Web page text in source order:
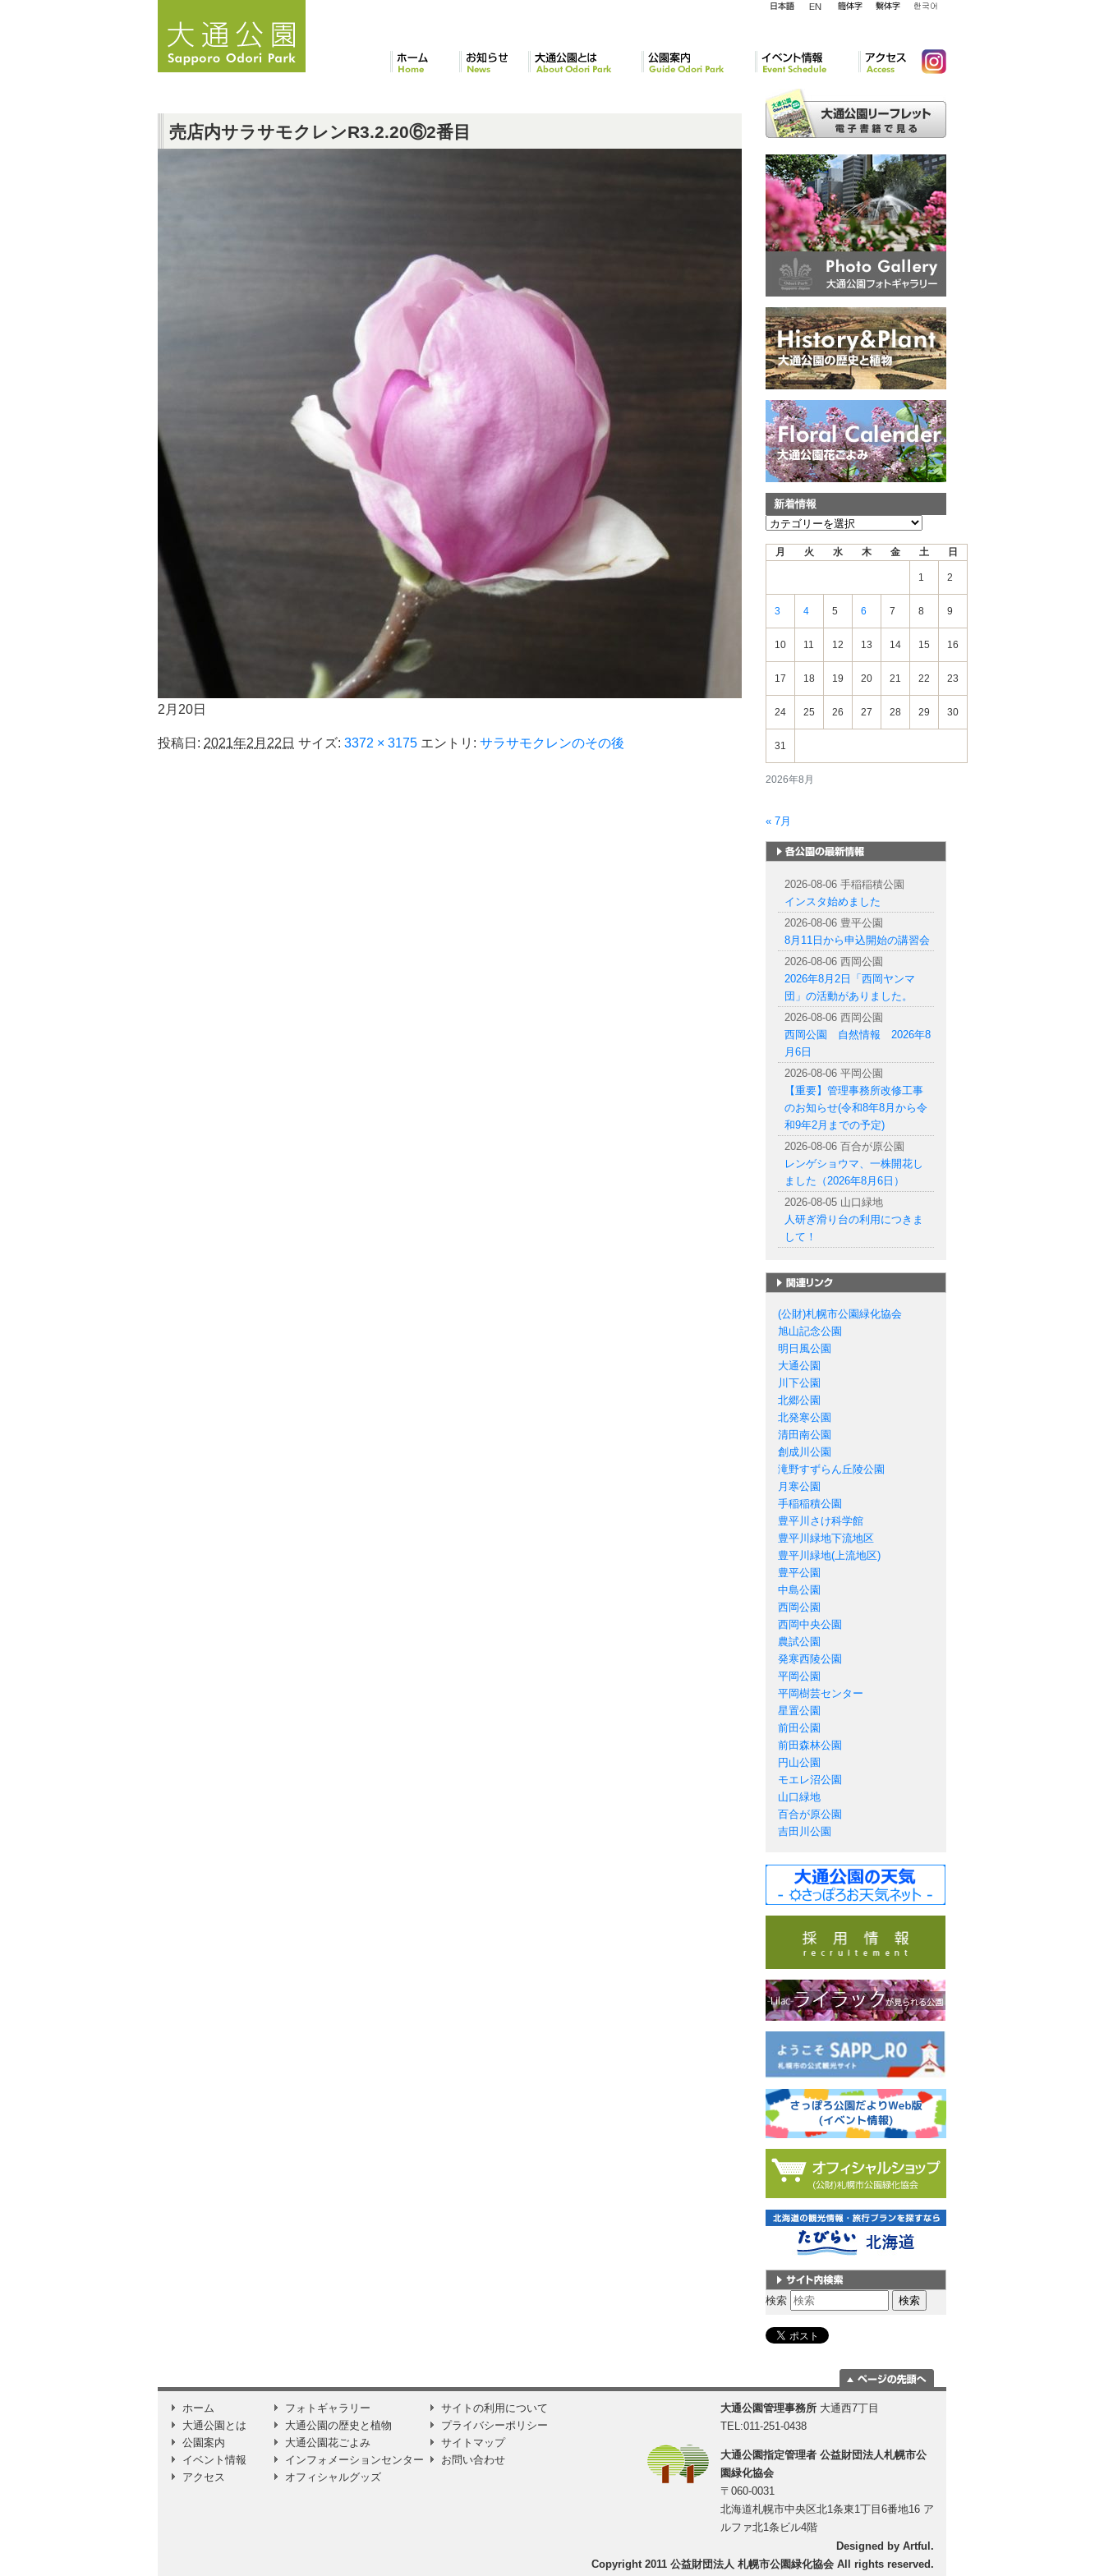
ス
売店内サラサモクレンR3.2.20⑥2番目
2月20日
投稿日: 2021年2月22日 サイズ: 3372 × 3175 エントリ: サラサモクレンのその後
新着情報
新
2026年8月
月 火 水 木 金 土 日
1 2
3 4 5 6 7 8 9
10 11 12 13 14 15 16
17 18 19 20 21 22 23
24 25 26 27 28 29 30
31
« 7月
2026-08-06 手稲稲積公園
インスタ始めました
2026-08-06 豊平公園
8月11日から申込開始の講習会
2026-08-06 西岡公園
2026年8月2日「西岡ヤンマ
団」の活動がありました。
2026-08-06 西岡公園
西岡公園 自然情報 2026年8
月6日
2026-08-06 平岡公園
【重要】管理事務所改修工事
のお知らせ(令和8年8月から令
和9年2月までの予定)
2026-08-06 百合が原公園
レンゲショウマ、一株開花し
ました（2026年8月6日）
2026-08-05 山口緑地
人研ぎ滑り台の利用につきま
して！
(公財)札幌市公園緑化協会
旭山記念公園
明日風公園
大通公園
川下公園
北郷公園
北発寒公園
清田南公園
創成川公園
滝野すずらん丘陵公園
月寒公園
手稲稲積公園
豊平川さけ科学館
豊平川緑地下流地区
豊平川緑地(上流地区)
豊平公園
中島公園
西岡公園
西岡中央公園
農試公園
発寒西陵公園
平岡公園
平岡樹芸センター
星置公園
前田公園
前田森林公園
円山公園
モエレ沼公園
山口緑地
百合が原公園
吉田川公園
サイト内検索
検索
に移動
ホーム
大通公園とは
公園案内
イベント情報
アクセス
フォトギャラリー
大通公園の歴史と植物
大通公園花ごよみ
インフォメーションセンター
オフィシャルグッズ
サイトの利用について
プライバシーポリシー
サイトマップ
お問い合わせ
大通公園管理事務所 大通西7丁目
TEL:011-251-0438
大通公園指定管理者 公益財団法人札幌市公
園緑化協会
〒060-0031
北海道札幌市中央区北1条東1丁目6番地16 ア
ルファ北1条ビル4階
Designed by Artful.
Copyright 2011 公益財団法人 札幌市公園緑化協会 All rights reserved.